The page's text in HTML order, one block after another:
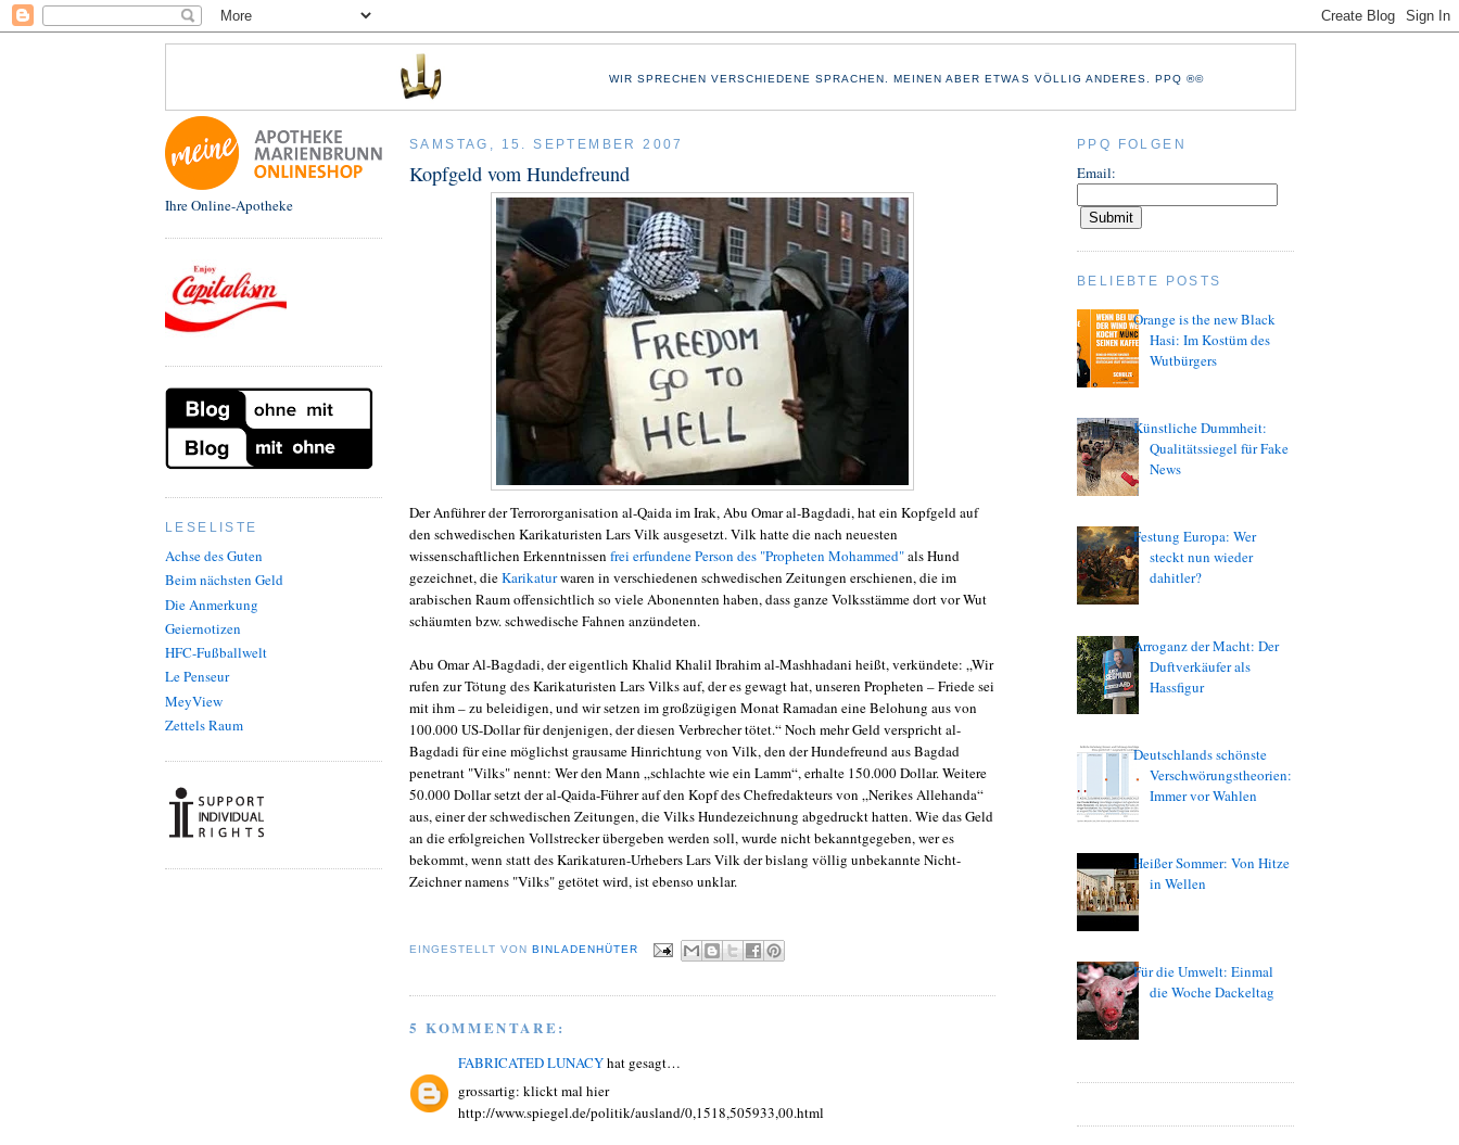
WIR SPRECHEN VERSCHIEDENE SPRACHEN. MEINEN ABER ETWAS VÖLLIG ANDERES. PPQ ®©
Ihre Online-Apotheke
LESELISTE
Achse des Guten
Beim nächsten Geld
Die Anmerkung
Geiernotizen
HFC-Fußballwelt
Le Penseur
MeyView
Zettels Raum
SAMSTAG, 15. SEPTEMBER 2007
Kopfgeld vom Hundefreund
Der Anführer der Terrororganisation al-Qaida im Irak, Abu Omar al-Bagdadi, hat ein Kopfgeld auf
den schwedischen Karikaturisten Lars Vilk ausgesetzt. Vilk hatte die nach neuesten
wissenschaftlichen Erkenntnissen frei erfundene Person des "Propheten Mohammed"als Hund
gezeichnet, dieKarikaturwaren in verschiedenen schwedischen Zeitungen erschienen, die im
arabischen Raum offensichtlich so viele Abonennten haben, dass ganze Volksstämme dort vor Wut
schäumten bzw. schwedische Fahnen anzündeten.
Abu Omar Al-Bagdadi, der eigentlich Khalid Khalil Ibrahim al-Mashhadani heißt, verkündete: „Wir
rufen zur Tötung des Karikaturisten Lars Vilks auf, der es gewagt hat, unseren Propheten – Friede sei
mit ihm – zu beleidigen, und wir setzen im großzügigen Monat Ramadan eine Belohung aus von
100.000 US-Dollar für denjenigen, der diesen Verbrecher tötet.“ Noch mehr Geld verspricht al-
Bagdadi für eine möglichst grausame Hinrichtung von Vilk, den der Hundefreund aus Bagdad
penetrant "Vilks" nennt: Wer den Mann „schlachte wie ein Lamm“, erhalte 150.000 Dollar. Weitere
50.000 Dollar setzt der al-Qaida-Führer auf den Kopf des Chefredakteurs von „Nerikes Allehanda“
aus, einer der schwedischen Zeitungen, die Vilks Hundezeichnung abgedruckt hatten. Wie das Geld
an die erfolgreichen Vollstrecker übergeben werden soll, wurde nicht bekanntgegeben, wer es
bekommt, wenn statt des Karikaturen-Urhebers Lars Vilk der bislang völlig unbekannte Nicht-
Zeichner namens "Vilks" getötet wird, ist ebenso unklar.
EINGESTELLT VON BINLADENHÜTER
5 KOMMENTARE:
FABRICATED LUNACYhat gesagt…
grossartig: klickt mal hier
http://www.spiegel.de/politik/ausland/0,1518,505933,00.html
PPQ FOLGEN
Email:
BELIEBTE POSTS
Orange is the new Black
Hasi: Im Kostüm des
Wutbürgers
Künstliche Dummheit:
Qualitätssiegel für Fake
News
Festung Europa: Wer
steckt nun wieder
dahitler?
Arroganz der Macht: Der
Duftverkäufer als
Hassfigur
Deutschlands schönste
Verschwörungstheorien:
Immer vor Wahlen
Heißer Sommer: Von Hitze
in Wellen
Für die Umwelt: Einmal
die Woche Dackeltag